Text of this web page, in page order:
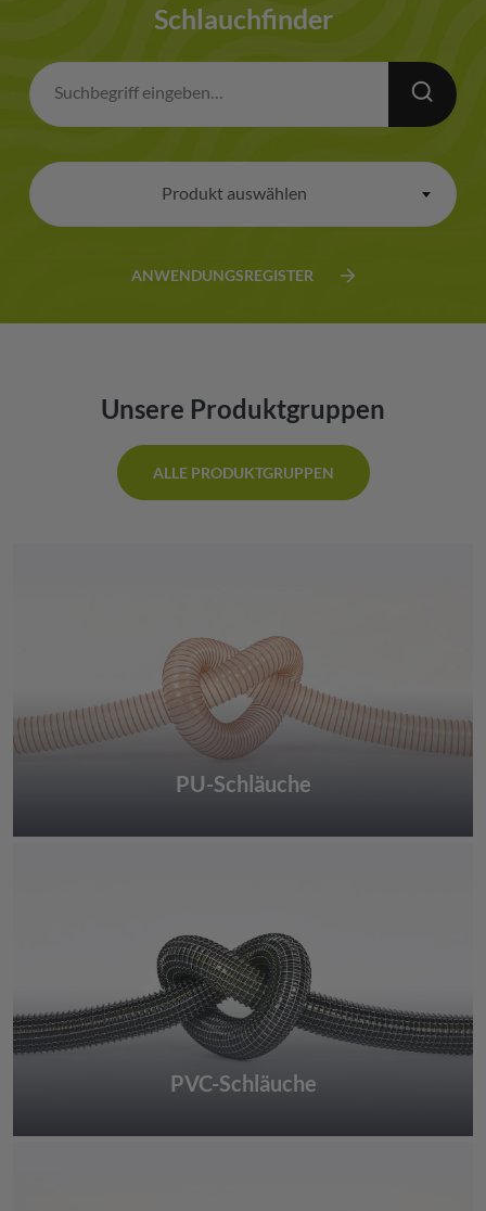
Schlauchfinder
Produkt auswählen
ANWENDUNGSREGISTER
Unsere Produktgruppen
ALLE PRODUKTGRUPPEN
PU-Schläuche
PVC-Schläuche